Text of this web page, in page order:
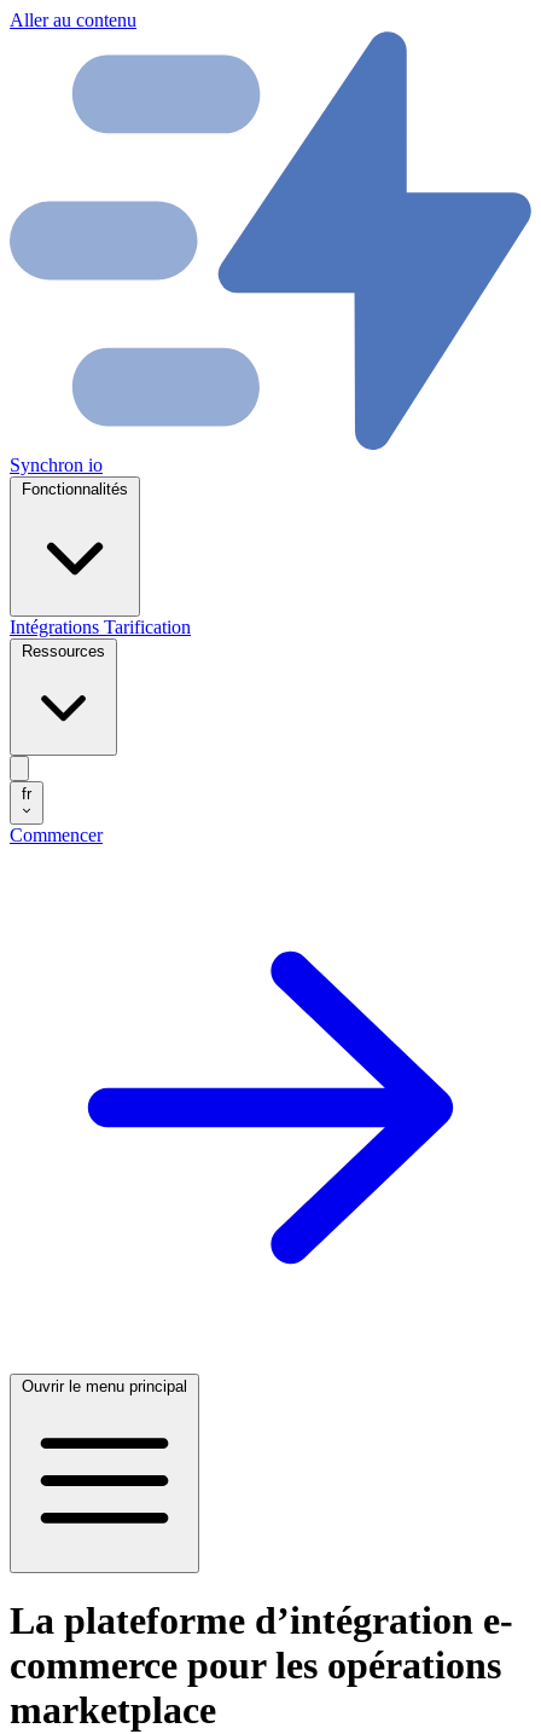
Aller au contenu
Synchron io
Intégrations Tarification
fr
Commencer
Ouvrir le menu principal
La plateforme d’intégration e-
commerce pour les opérations
marketplace